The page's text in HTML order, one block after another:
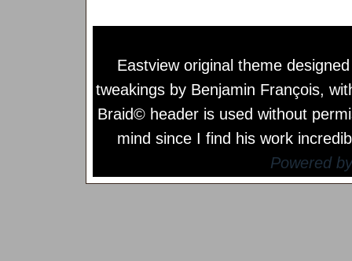
Eastview original theme
tweakings by Benjamin François,
Braid© header is used without
mind since I find his work
Powered